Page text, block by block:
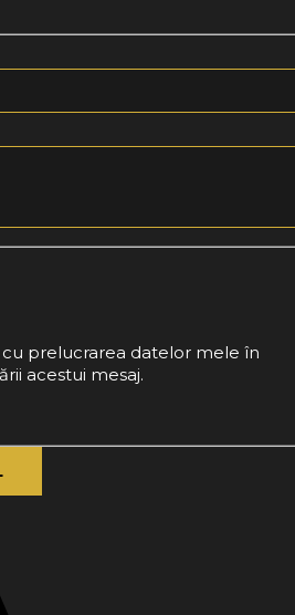
prelucrarea datelor mele în
acestui mesaj.